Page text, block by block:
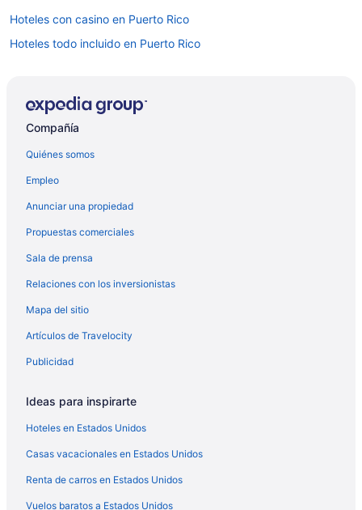
Hoteles con casino en Puerto Rico
Hoteles todo incluido en Puerto Rico
Hoteles familiares en Puerto Rico
Hoteles baratos en Puerto Rico
Hoteles boutique en Puerto Rico
Hoteles cerca del lago en Puerto Rico
Hoteles con desayuno incluido en Puerto Rico
Hoteles con área de juegos en Puerto Rico
Hoteles con parque acuático en Puerto Rico
Hoteles con alberca en Puerto Rico
Hoteles con restaurante en Puerto Rico
Hoteles cerca de viñedos en Puerto Rico
Hoteles para bodas en Puerto Rico
Hoteles que aceptan mascotas en Puerto Rico
Hoteles en Mayagüez
Hoteles de golf en Montego Bay
Compañía
Quiénes somos
Empleo
Anunciar una propiedad
Propuestas comerciales
Sala de prensa
Relaciones con los inversionistas
Mapa del sitio
Artículos de Travelocity
Publicidad
Ideas para inspirarte
Hoteles en Estados Unidos
Casas vacacionales en Estados Unidos
Renta de carros en Estados Unidos
Vuelos baratos a Estados Unidos